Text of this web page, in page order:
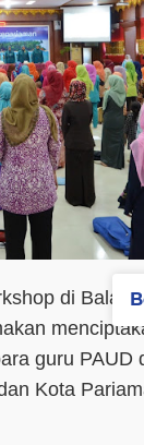
di
guru PAUD
Kota